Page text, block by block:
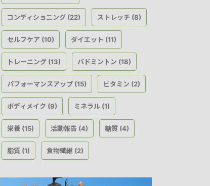
コンディショニング (22) ストレッチ (8)
セルフケア (10) ダイエット (11)
トレーニング (13) バドミントン (18)
パフォーマンスアップ (15) ビタミン (2)
ボディメイク (9) ミネラル (1)
栄養 (15) 活動報告 (4) 糖質 (4)
脂質 (1) 食物繊維 (2)